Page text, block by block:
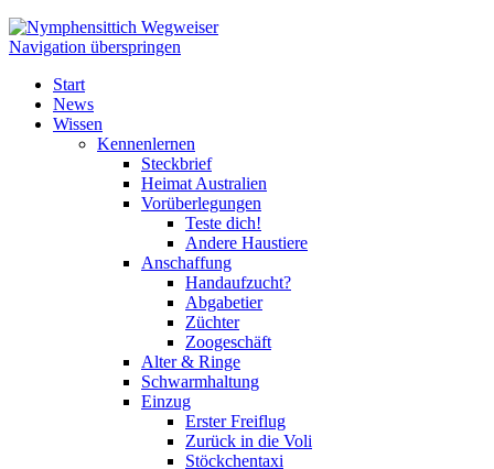
Navigation überspringen
Start
News
Wissen
Kennenlernen
Steckbrief
Heimat Australien
Vorüberlegungen
Teste dich!
Andere Haustiere
Anschaffung
Handaufzucht?
Abgabetier
Züchter
Zoogeschäft
Alter & Ringe
Schwarmhaltung
Einzug
Erster Freiflug
Zurück in die Voli
Stöckchentaxi